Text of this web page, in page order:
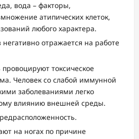
вода – факторы,
атипических клеток,
любого характера.
отражается на работе
токсическое
Человек со слабой иммунной
заболеваниями легко
влиянию внешней среды.
на ногах по причине